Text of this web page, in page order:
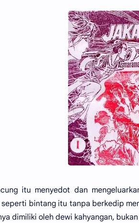
itu menyedot dan
bintang itu tanpa berkedip
dimiliki oleh dewi kahyangan,